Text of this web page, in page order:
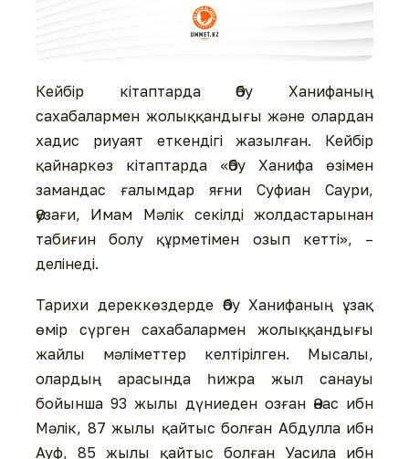
Кейбір кітаптарда Әбу Ханифаның
сахабалармен жолыққандығы және олардан
хадис риуаят еткендігі жазылған. Кейбір
қайнаркөз кітаптарда «Әбу Ханифа өзімен
замандас ғалымдар яғни Суфиан Саури,
Әузағи, Имам Мәлік секілді жолдастарынан
табиғин болу құрметімен озып кетті», –
делінеді.
Тарихи дереккөздерде Әбу Ханифаның ұзақ
өмір сүрген сахабалармен жолыққандығы
жайлы мәліметтер келтірілген. Мысалы,
олардың арасында һижра жыл санауы
бойынша 93 жылы дүниеден озған Әнас ибн
Мәлік, 87 жылы қайтыс болған Абдулла ибн
Ауф, 85 жылы қайтыс болған Уасила ибн